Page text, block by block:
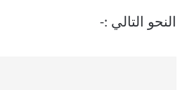
النحو التالي :-